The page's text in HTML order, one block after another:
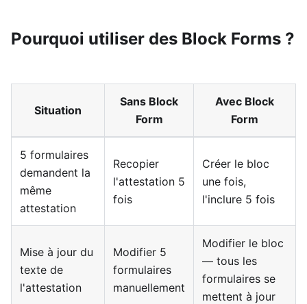
Pourquoi utiliser des Block Forms ?
Situation
Sans Block
Form
Avec Block
Form
5 formulaires
demandent la
même
attestation
Recopier
l'attestation 5
fois
Créer le bloc
une fois,
l'inclure 5 fois
Mise à jour du
texte de
l'attestation
Modifier 5
formulaires
manuellement
Modifier le bloc
— tous les
formulaires se
mettent à jour